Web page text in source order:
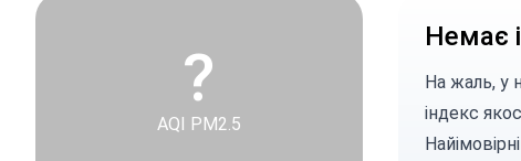
?
AQI PM2.5
Немає
На жаль, у
індекс